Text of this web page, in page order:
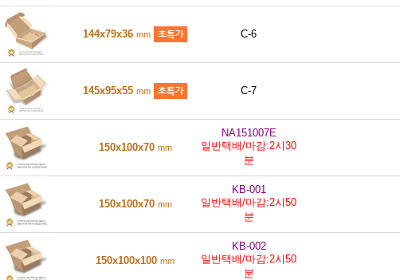
144x79x36 mm C-6
145x95x55 mm C-7
150x100x70 mm
NA151007E
일반택배/마감:2시30
분
150x100x70 mm
KB-001
일반택배/마감:2시50
분
150x100x100 mm
KB-002
일반택배/마감:2시50
분